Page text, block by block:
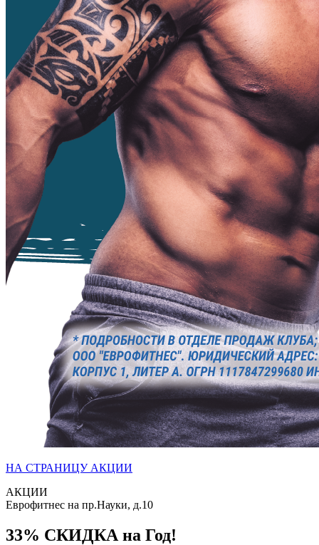
НА СТРАНИЦУ АКЦИИ
АКЦИИ
Еврофитнес на пр.Науки, д.10
33% СКИДКА на Год!